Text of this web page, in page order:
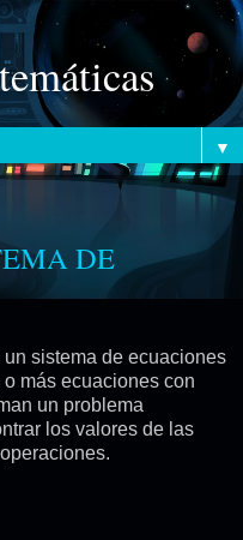
▼
DE
un sistema de ecuaciones
más ecuaciones con
un problema
los valores de las